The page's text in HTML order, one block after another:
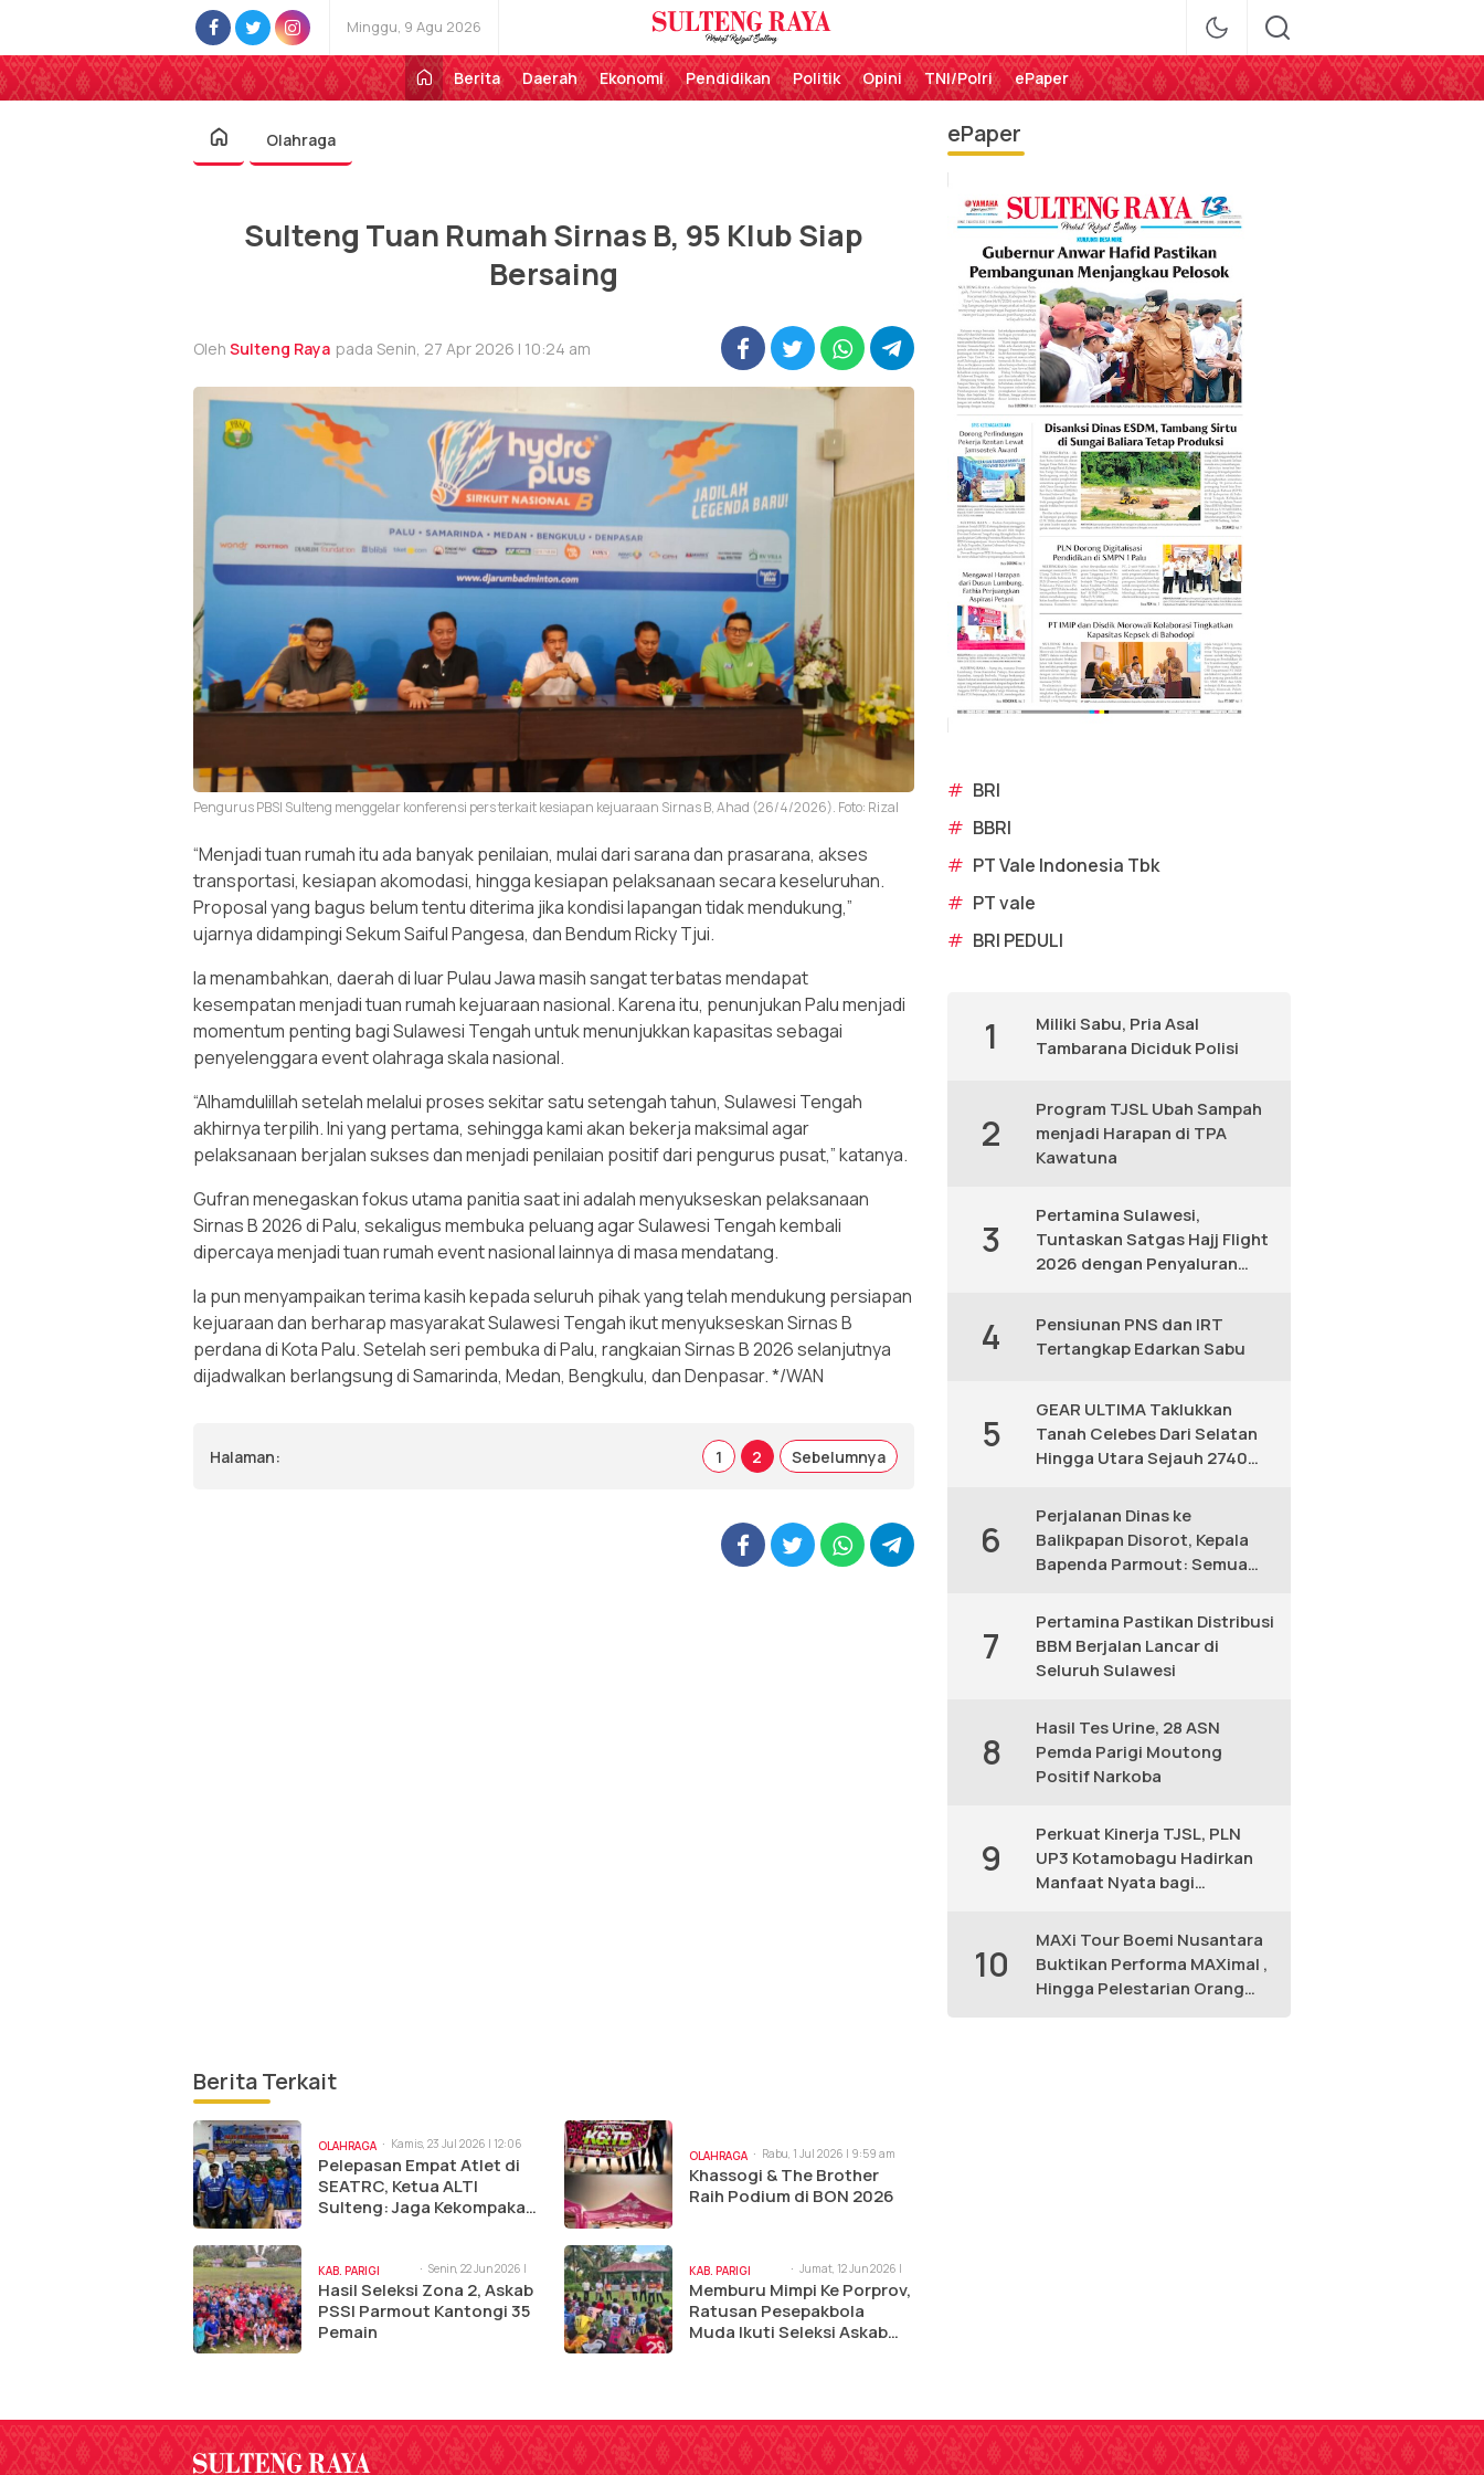
Minggu, 9 Agu 2026
Sulteng Raya
Perekat Rakyat Sulteng
Berita
Daerah Ekonomi Pendidikan Politik Opini TNI/Polri ePaper
Olahraga
Sulteng Tuan Rumah Sirnas B, 95 Klub Siap
Bersaing
Oleh Sulteng Raya pada Senin, 27 Apr 2026 | 10:24 am
Pengurus PBSI Sulteng menggelar konferensi pers terkait kesiapan kejuaraan Sirnas B, Ahad (26/4/2026). Foto: Rizal
“Menjadi tuan rumah itu ada banyak penilaian, mulai dari sarana dan prasarana, akses
transportasi, kesiapan akomodasi, hingga kesiapan pelaksanaan secara keseluruhan.
Proposal yang bagus belum tentu diterima jika kondisi lapangan tidak mendukung,”
ujarnya didampingi Sekum Saiful Pangesa, dan Bendum Ricky Tjui.
Ia menambahkan, daerah di luar Pulau Jawa masih sangat terbatas mendapat
kesempatan menjadi tuan rumah kejuaraan nasional. Karena itu, penunjukan Palu menjadi
momentum penting bagi Sulawesi Tengah untuk menunjukkan kapasitas sebagai
penyelenggara event olahraga skala nasional.
“Alhamdulillah setelah melalui proses sekitar satu setengah tahun, Sulawesi Tengah
akhirnya terpilih. Ini yang pertama, sehingga kami akan bekerja maksimal agar
pelaksanaan berjalan sukses dan menjadi penilaian positif dari pengurus pusat,” katanya.
Gufran menegaskan fokus utama panitia saat ini adalah menyukseskan pelaksanaan
Sirnas B 2026 di Palu, sekaligus membuka peluang agar Sulawesi Tengah kembali
dipercaya menjadi tuan rumah event nasional lainnya di masa mendatang.
Ia pun menyampaikan terima kasih kepada seluruh pihak yang telah mendukung persiapan
kejuaraan dan berharap masyarakat Sulawesi Tengah ikut menyukseskan Sirnas B
perdana di Kota Palu. Setelah seri pembuka di Palu, rangkaian Sirnas B 2026 selanjutnya
dijadwalkan berlangsung di Samarinda, Medan, Bengkulu, dan Denpasar. */WAN
Halaman: 1 2 Sebelumnya
Berita Terkait
OLAHRAGA
Kamis, 23 Jul 2026 | 12:06
pm
Pelepasan Empat Atlet di
SEATRC, Ketua ALTI
Sulteng: Jaga Kekompakan,
OLAHRAGA Rabu, 1 Jul 2026 | 9:59 am
Khassogi & The Brother
Raih Podium di BON 2026
KAB. PARIGI
MOUTONG
Senin, 22 Jun 2026 |
11:49 am
Hasil Seleksi Zona 2, Askab
PSSI Parmout Kantongi 35
Pemain
KAB. PARIGI
MOUTONG
Jumat, 12 Jun 2026 |
9:34 am
Memburu Mimpi Ke Porprov,
Ratusan Pesepakbola
Muda Ikuti Seleksi Askab
ePaper
# BRI
# BBRI
# PT Vale Indonesia Tbk
# PT vale
# BRI PEDULI
1
Miliki Sabu, Pria Asal
Tambarana Diciduk Polisi
2
Program TJSL Ubah Sampah
menjadi Harapan di TPA
Kawatuna
3
Pertamina Sulawesi,
Tuntaskan Satgas Hajj Flight
2026 dengan Penyaluran
4
Pensiunan PNS dan IRT
Tertangkap Edarkan Sabu
5
GEAR ULTIMA Taklukkan
Tanah Celebes Dari Selatan
Hingga Utara Sejauh 2740
6
Perjalanan Dinas ke
Balikpapan Disorot, Kepala
Bapenda Parmout: Semua
7
Pertamina Pastikan Distribusi
BBM Berjalan Lancar di
Seluruh Sulawesi
8
Hasil Tes Urine, 28 ASN
Pemda Parigi Moutong
Positif Narkoba
9
Perkuat Kinerja TJSL, PLN
UP3 Kotamobagu Hadirkan
Manfaat Nyata bagi
10
MAXi Tour Boemi Nusantara
Buktikan Performa MAXimal ,
Hingga Pelestarian Orang